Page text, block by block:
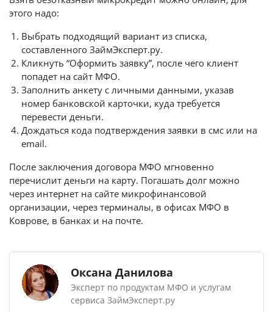
этого надо:
Выбрать подходящий вариант из списка,
составленного ЗаймЭксперт.ру.
Кликнуть “Оформить заявку”, после чего клиент
попадет на сайт МФО.
Заполнить анкету с личными данными, указав
номер банковской карточки, куда требуется
перевести деньги.
Дождаться кода подтверждения заявки в смс или на
email.
После заключения договора МФО мгновенно
перечислит деньги на карту. Погашать долг можно
через интернет на сайте микрофинансовой
организации, через терминалы, в офисах МФО в
Коврове, в банках и на почте.
Оксана Данилова
Эксперт по продуктам МФО и услугам
сервиса ЗаймЭксперт.ру